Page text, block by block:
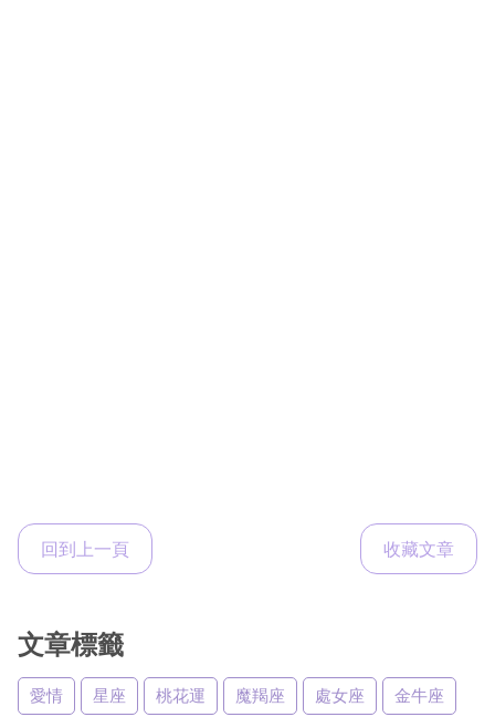
回到上一頁 收藏文章
文章標籤
愛情 星座 桃花運 魔羯座 處女座
金牛座